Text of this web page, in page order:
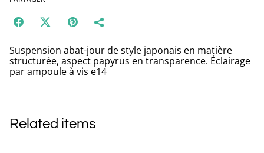
Suspension abat-jour de style japonais en matière
structurée, aspect papyrus en transparence. Éclairage
par ampoule à vis e14
Related items